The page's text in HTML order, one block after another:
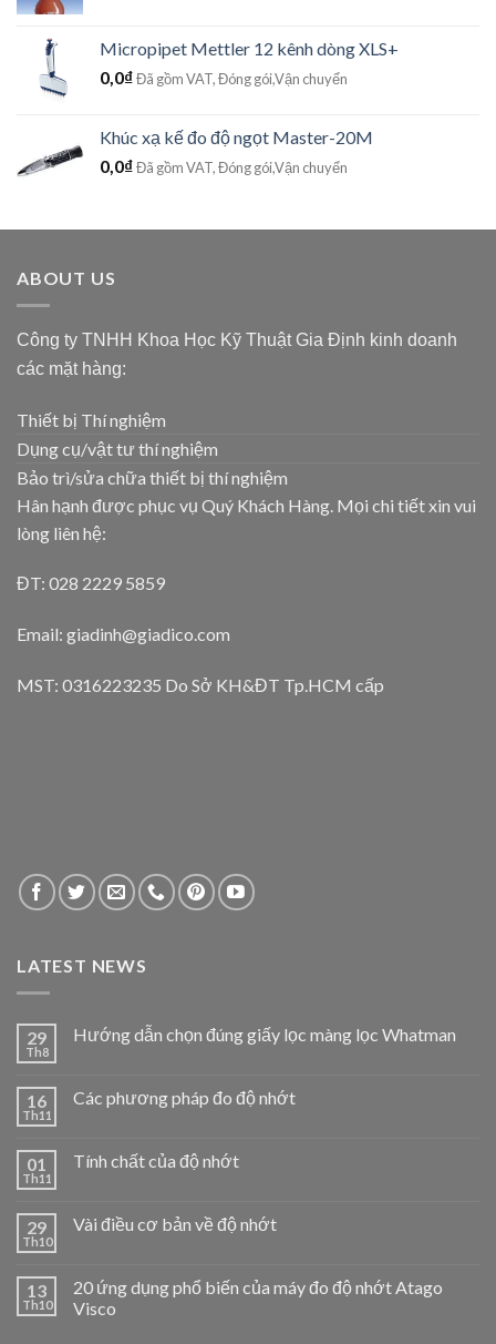
Micropipet Mettler 12 kênh dòng XLS+
0,0₫Đã gồm VAT, Đóng gói,Vận chuyển
Khúc xạ kế đo độ ngọt Master-20M
0,0₫Đã gồm VAT, Đóng gói,Vận chuyển
ABOUT US
Công ty TNHH Khoa Học Kỹ Thuật Gia Định kinh doanh
các mặt hàng:
Thiết bị Thí nghiệm
Dụng cụ/vật tư thí nghiệm
Bảo trì/sửa chữa thiết bị thí nghiệm
Hân hạnh được phục vụ Quý Khách Hàng. Mọi chi tiết xin vui
lòng liên hệ:
ĐT: 028 2229 5859
Email: giadinh@giadico.com
MST: 0316223235 Do Sở KH&ĐT Tp.HCM cấp
LATEST NEWS
29
Th8
Hướng dẫn chọn đúng giấy lọc màng lọc Whatman
16
Th11
Các phương pháp đo độ nhớt
01
Th11
Tính chất của độ nhớt
29
Th10
Vài điều cơ bản về độ nhớt
13
Th10
20 ứng dụng phổ biến của máy đo độ nhớt Atago
Visco